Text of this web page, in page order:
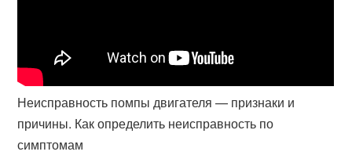
Неисправность помпы двигателя — признаки и
причины. Как определить неисправность по
симптомам